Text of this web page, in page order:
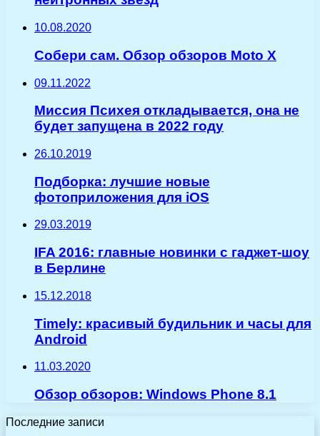
10.08.2020
Собери сам. Обзор обзоров Moto X
09.11.2022
Миссия Психея откладывается, она не
будет запущена в 2022 году
26.10.2019
Подборка: лучшие новые
фотоприложения для iOS
29.03.2019
IFA 2016: главные новинки с гаджет-шоу
в Берлине
15.12.2018
Timely: красивый будильник и часы для
Android
11.03.2020
Обзор обзоров: Windows Phone 8.1
Последние записи